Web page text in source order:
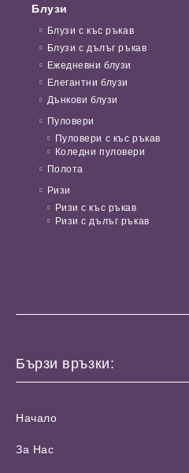
Блузи
Блузи с къс ръкав
Блузи с дълъг ръкав
Ежедневни блузи
Елегантни блузи
Дънкови блузи
Пуловери
Пуловери с къс ръкав
Коледни пуловери
Полота
Ризи
Ризи с къс ръкав
Ризи с дълъг ръкав
Бързи връзки:
Начало
За Нас